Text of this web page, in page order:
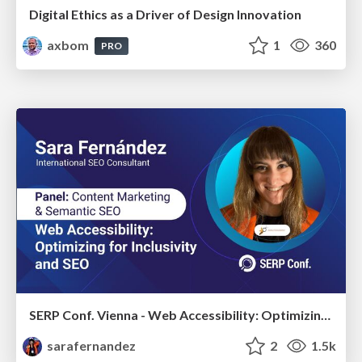
Digital Ethics as a Driver of Design Innovation
axbom
PRO 1 360
SERP Conf. Vienna - Web Accessibility: Optimizing for Inclusivity and SEO
sarafernandez
2 1.5k